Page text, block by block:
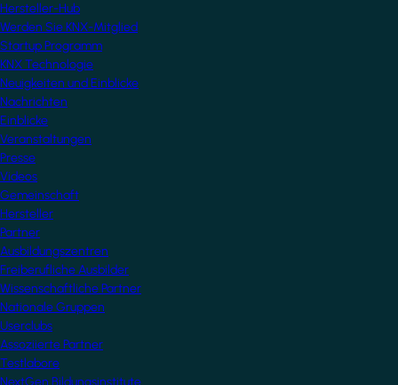
Hersteller-Hub
Werden Sie KNX-Mitglied
Startup Programm
KNX Technologie
Neuigkeiten und Einblicke
Nachrichten
Einblicke
Veranstaltungen
Presse
Videos
Gemeinschaft
Hersteller
Partner
Ausbildungszentren
Freiberufliche Ausbilder
Wissenschaftliche Partner
Nationale Gruppen
Userclubs
Assoziierte Partner
Testlabore
NextGen Bildungsinstitute